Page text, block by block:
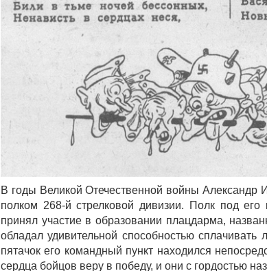
В годы Великой Отечественной войны Александр
полком 268-й стрелковой дивизии. Полк под
принял участие в образовании плацдарма,
обладал удивительной способностью
пятачок его командный пункт находился
сердца бойцов веру в победу, и они с гордостью